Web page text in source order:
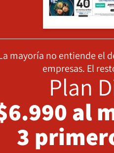
mayoría no entiende el
empresas. El
Plan
al
3